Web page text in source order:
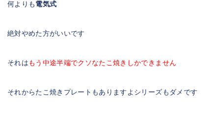
何よりも電気式
絶対やめた方がいいです
それはもう中途半端でクソなたこ焼きしかできません
それからたこ焼きプレートもありますよシリーズもダメです